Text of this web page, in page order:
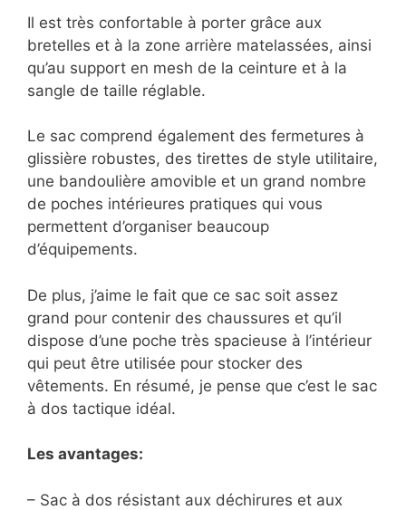
Il est très confortable à porter grâce aux
bretelles et à la zone arrière matelassées, ainsi
qu’au support en mesh de la ceinture et à la
sangle de taille réglable.
Le sac comprend également des fermetures à
glissière robustes, des tirettes de style utilitaire,
une bandoulière amovible et un grand nombre
de poches intérieures pratiques qui vous
permettent d’organiser beaucoup
d’équipements.
De plus, j’aime le fait que ce sac soit assez
grand pour contenir des chaussures et qu’il
dispose d’une poche très spacieuse à l’intérieur
qui peut être utilisée pour stocker des
vêtements. En résumé, je pense que c’est le sac
à dos tactique idéal.
Les avantages:
– Sac à dos résistant aux déchirures et aux